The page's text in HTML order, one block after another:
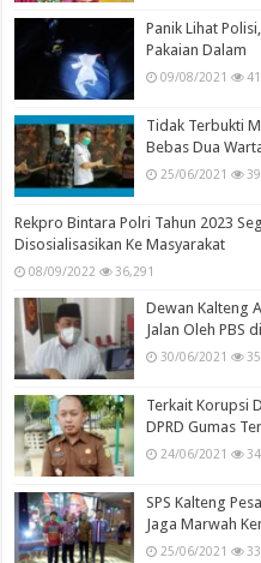
Panik Lihat
Pakaian Dalam
09/08/2021
Tidak Terbukti
Bebas Dua
25/06/2021
Rekpro Bintara Polri Tahun 2023
Disosialisasikan Ke Masyarakat
08/09/2022 36,291
Dewan Kalteng
Jalan Oleh PBS
30/06/2021
Terkait Korupsi
DPRD Gumas
24/06/2021
SPS Kalteng
Jaga Marwah
25/06/2021